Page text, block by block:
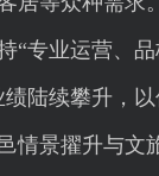
“专业运营、
陆续攀升，
情景擢升与文